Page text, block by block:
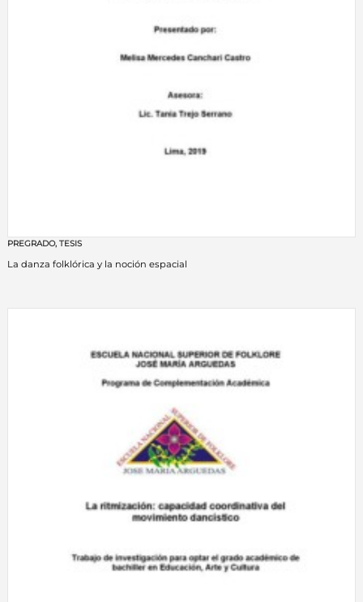
PREGRADO, TESIS
La danza folklórica y la noción espacial